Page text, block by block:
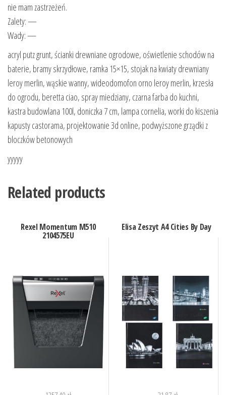
nie mam zastrzeżeń.
Zalety: —
Wady: —
acryl putz grunt, ścianki drewniane ogrodowe, oświetlenie schodów na
baterie, bramy skrzydłowe, ramka 15×15, stojak na kwiaty drewniany
leroy merlin, wąskie wanny, wideodomofon orno leroy merlin, krzesła
do ogrodu, beretta ciao, spray miedziany, czarna farba do kuchni,
kastra budowlana 100l, doniczka 7 cm, lampa cornelia, worki do kiszenia
kapusty castorama, projektowanie 3d online, podwyższone grządki z
bloczków betonowych
yyyyy
Related products
Rexel Momentum M510
2104575EU
Elisa Zeszyt A4 Cities By Day